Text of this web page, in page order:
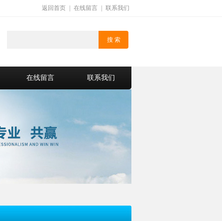
返回首页 在线留言 联系我们
在线留言 联系我们